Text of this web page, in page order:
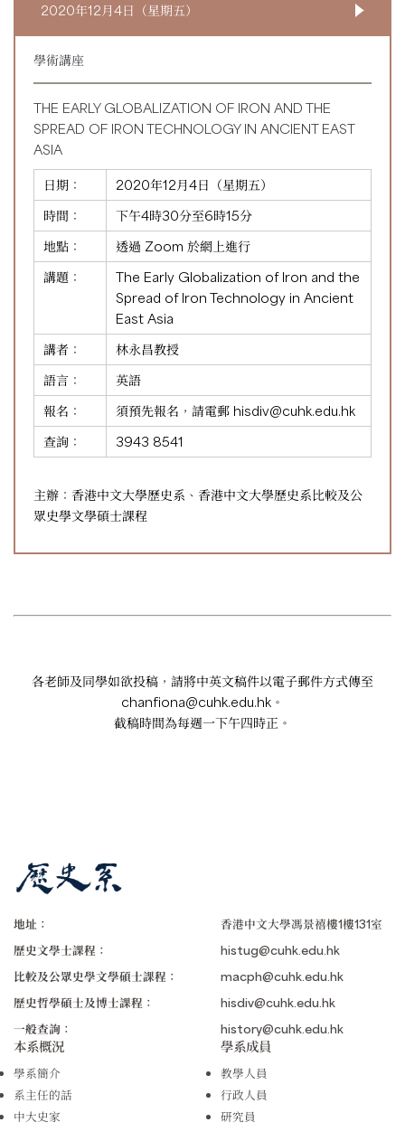
2020年12月4日（星期五）
學術講座
THE EARLY GLOBALIZATION OF IRON AND THE
SPREAD OF IRON TECHNOLOGY IN ANCIENT EAST
ASIA
日期：
2020年12月4日（星期五）
時間：
下午4時30分至6時15分
地點：
透過 Zoom 於網上進行
講題：
The Early Globalization of Iron and the
Spread of Iron Technology in Ancient
East Asia
講者：
林永昌教授
語言：
英語
報名：
須預先報名，請電郵 hisdiv@cuhk.edu.hk
查詢：
3943 8541
主辦：香港中文大學歷史系、香港中文大學歷史系比較及公
眾史學文學碩士課程
各老師及同學如欲投稿，請將中英文稿件以電子郵件方式傳至
chanfiona@cuhk.edu.hk 。
截稿時間為每週一下午四時正。
地址：
香港中文大學馮景禧樓1樓131室
歷史文學士課程：
histug@cuhk.edu.hk
比較及公眾史學文學碩士課程：
macph@cuhk.edu.hk
歷史哲學碩士及博士課程：
hisdiv@cuhk.edu.hk
一般查詢：
history@cuhk.edu.hk
本系概況
學系簡介
系主任的話
中大史家
學系成員
教學人員
行政人員
研究員